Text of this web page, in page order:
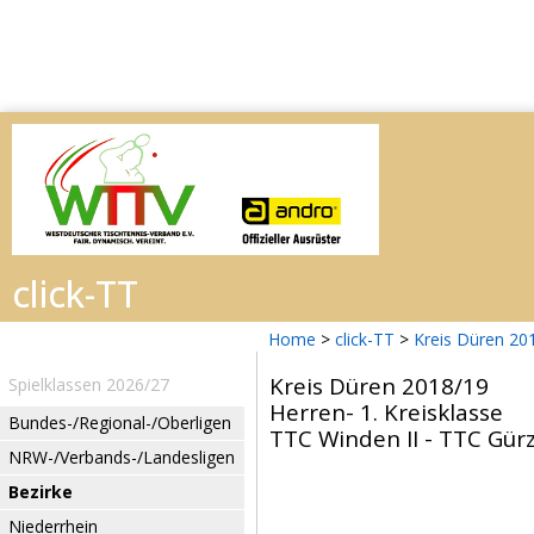
Home > click-TT > Kreis Düren
Spielklassen 2026/27
Bundes-/Regional-/Oberligen
NRW-/Verbands-/Landesligen
Bezirke
Niederrhein
Kreis Düren 2018/19
Herren- 1. Kreisklasse
TTC Winden II - TTC